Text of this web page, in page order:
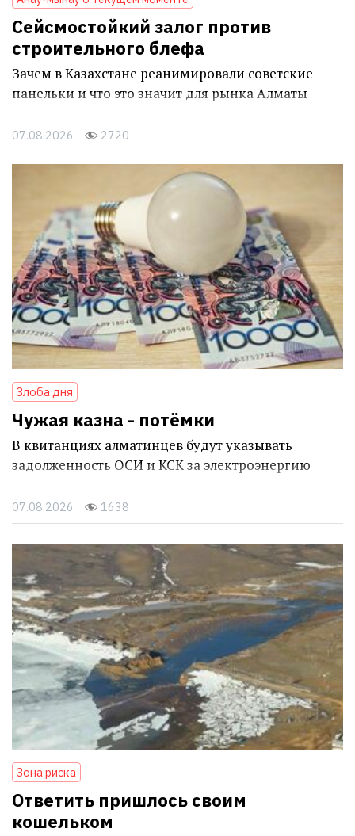
Сейсмостойкий залог против
строительного блефа
Зачем в Казахстане реанимировали советские
панельки и что это значит для рынка Алматы
07.08.2026 2720
Злоба дня
Чужая казна - потёмки
В квитанциях алматинцев будут указывать
задолженность ОСИ и КСК за электроэнергию
07.08.2026 1638
Зона риска
Ответить пришлось своим
кошельком